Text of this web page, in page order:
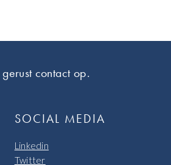
contact op.
SOCIAL MEDIA
Linkedin
Twitter